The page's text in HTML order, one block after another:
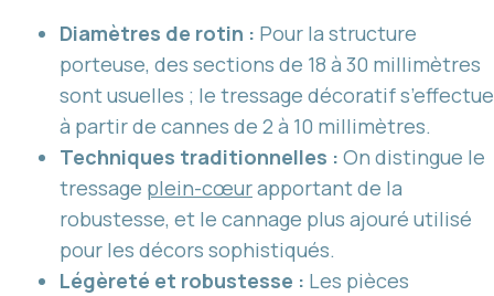
Diamètres de rotin : Pour la structure
porteuse, des sections de 18 à 30 millimètres
sont usuelles ; le tressage décoratif s’effectue
à partir de cannes de 2 à 10 millimètres.
Techniques traditionnelles : On distingue le
tressage plein-cœurapportant de la
robustesse, et le cannage plus ajouré utilisé
pour les décors sophistiqués.
Légèreté et robustesse : Les pièces